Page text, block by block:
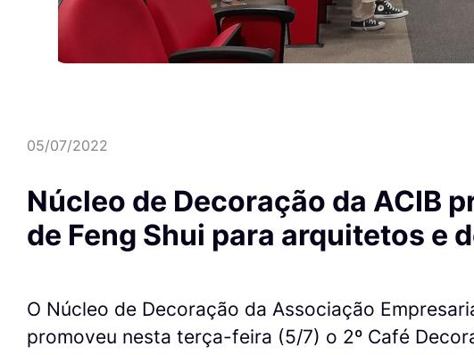
05/07/2022
Núcleo de Decoração da ACIB
de Feng Shui para arquitetos e
O Núcleo de Decoração da Associação
promoveu nesta terça-feira (5/7) o 2º Café